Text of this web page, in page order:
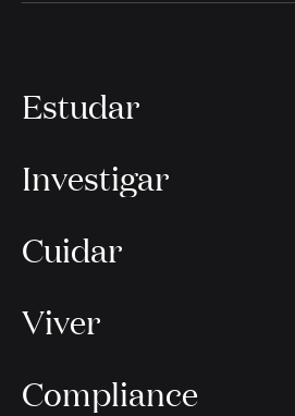
Estudar
Investigar
Cuidar
Viver
Compliance